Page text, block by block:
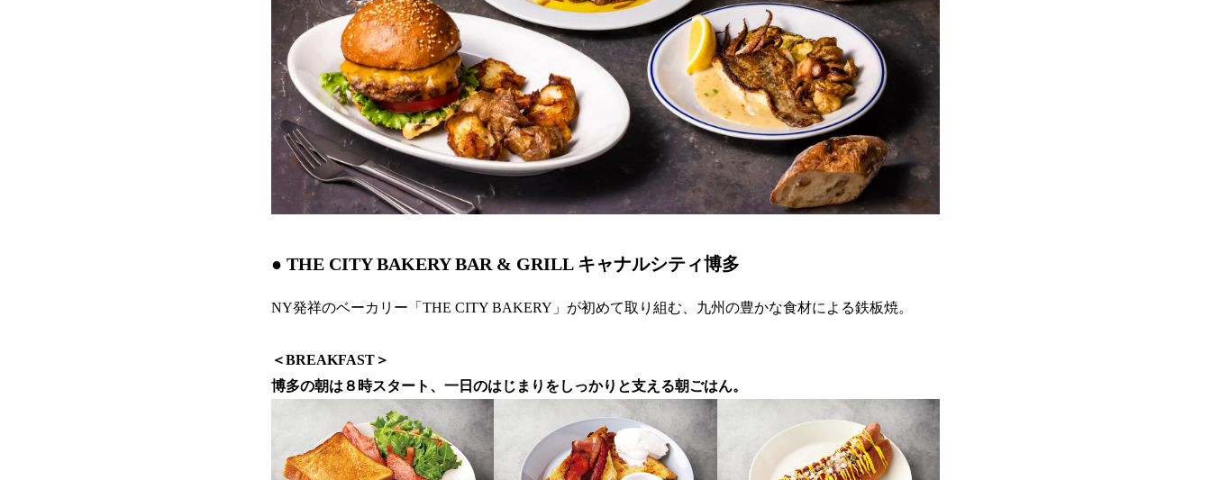
● THE CITY BAKERY BAR & GRILL キャナルシティ博多
NY発祥のベーカリー「THE CITY BAKERY」が初めて取り組む、九州の豊かな食材による鉄板焼。
＜BREAKFAST＞
博多の朝は８時スタート、一日のはじまりをしっかりと支える朝ごはん。